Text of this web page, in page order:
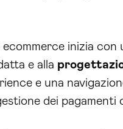
inizia
e alla
e una
dei pagamenti